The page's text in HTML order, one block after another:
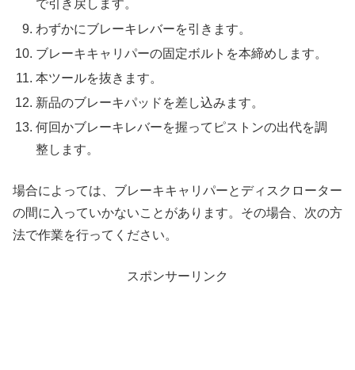
で引き戻します。
わずかにブレーキレバーを引きます。
ブレーキキャリパーの固定ボルトを本締めします。
本ツールを抜きます。
新品のブレーキパッドを差し込みます。
何回かブレーキレバーを握ってピストンの出代を調
整します。
場合によっては、ブレーキキャリパーとディスクローター
の間に入っていかないことがあります。その場合、次の方
法で作業を行ってください。
スポンサーリンク